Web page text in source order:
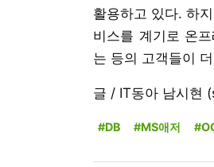
활용하고 있다. 하
비스를 계기로 온
는 등의 고객들이
글 / IT동아 남시현
#DB #MS애저